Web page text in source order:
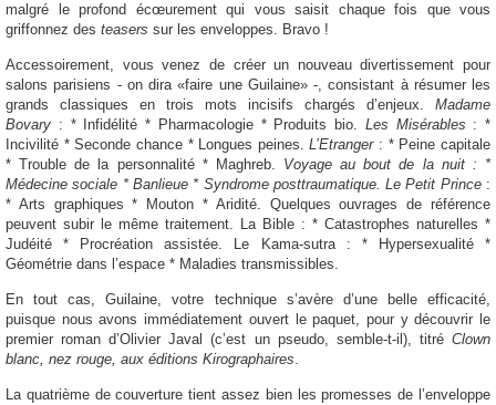
malgré le profond écœurement qui vous saisit chaque fois que vous
griffonnez des teasers sur les enveloppes. Bravo !
Accessoirement, vous venez de créer un nouveau divertissement pour
salons parisiens - on dira «faire une Guilaine» -, consistant à résumer les
grands classiques en trois mots incisifs chargés d’enjeux. Madame
Bovary : * Infidélité * Pharmacologie * Produits bio. Les Misérables : *
Incivilité * Seconde chance * Longues peines.L’Etranger : * Peine capitale
* Trouble de la personnalité * Maghreb. Voyage au bout de la nuit : *
Médecine sociale * Banlieue * Syndrome posttraumatique. Le Petit Prince:
* Arts graphiques * Mouton * Aridité. Quelques ouvrages de référence
peuvent subir le même traitement. La Bible : * Catastrophes naturelles *
Judéité * Procréation assistée. Le Kama-sutra : * Hypersexualité *
Géométrie dans l’espace * Maladies transmissibles.
En tout cas, Guilaine, votre technique s’avère d’une belle efficacité,
puisque nous avons immédiatement ouvert le paquet, pour y découvrir le
premier roman d’Olivier Javal (c’est un pseudo, semble-t-il), titré Clown
blanc, nez rouge, aux éditions Kirographaires.
La quatrième de couverture tient assez bien les promesses de l’enveloppe